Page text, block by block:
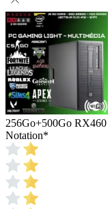
256Go+500Go RX460
Notation*